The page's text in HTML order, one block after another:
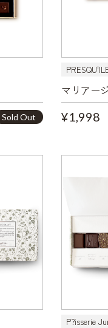
Sold Out
マリアー
¥1,998
P?isserie